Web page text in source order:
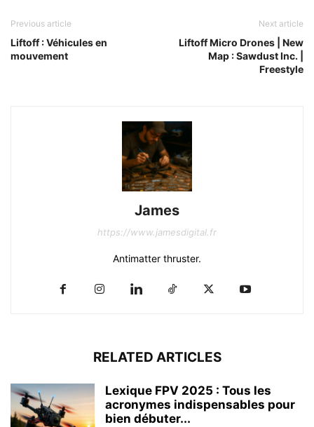
Previous article
Liftoff : Véhicules en
mouvement
Next article
Liftoff Micro Drones | New
Map : Sawdust Inc. |
Freestyle
James
https://www.jamesdigital.fr
Antimatter thruster.
RELATED ARTICLES
Lexique FPV 2025 : Tous les
acronymes indispensables pour
bien débuter...